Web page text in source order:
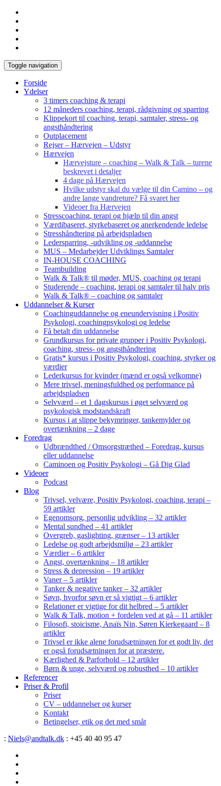
Toggle navigation
Forside
Ydelser
3 timers coaching & terapi
12 måneders coaching, terapi, rådgivning og sparring
Klippekort til coaching, terapi, samtaler, stress- og
angsthåndtering
Outplacement
Rejser – Hærvejen – Udstyr
Hærvejen
Hærvejsture – coaching – Walk & Talk – turene
beskrevet i detaljer
4 dage på Hærvejen
Hvilke udstyr skal du vælge til din Camino – og
andre lange vandreture? Få svaret her
Videoer fra Hærvejen
Stresscoaching, terapi og hjælp til din angst
Værdibaseret, styrkebaseret og anerkendende ledelse
Stresshåndtering på arbejdspladsen
Ledersparring, -udvikling og -uddannelse
MUS – Medarbejder Udviklings Samtaler
IN-HOUSE COACHING
Teambuilding
Walk & Talk® til møder, MUS, coaching og terapi
Studerende – coaching, terapi og samtaler til halv pris
Walk & Talk® – coaching og samtaler
Uddannelser & Kurser
Coachinguddannelse og eneundervisning i Positiv
Psykologi, coachingpsykologi og ledelse
Få betalt din uddannelse
Grundkursus for private grupper i Positiv Psykologi,
coaching, stress- og angsthåndtering
Gratis* kursus i Positiv Psykologi, coaching, styrker og
værdier
Lederkursus for kvinder (mænd er også velkomne)
Mere trivsel, meningsfuldhed og performance på
arbejdspladsen
Selvværd – et 1 dagskursus i øget selvværd og
psykologisk modstandskraft
Kursus i at slippe bekymringer, tankemylder og
overtænkning – 2 dage
Foredrag
Udbrændthed / Omsorgstræthed – Foredrag, kursus
eller uddannelse
Caminoen og Positiv Psykologi – Gå Dig Glad
Videoer
Podcast
Blog
Trivsel, velvære, Positiv Psykologi, coaching, terapi –
59 artikler
Egenomsorg, personlig udvikling – 32 artikler
Mental sundhed – 41 artikler
Overgreb, gaslighting, grænser – 13 artikler
Ledelse og godt arbejdsmiljø – 23 artikler
Værdier – 6 artikler
Angst, overtænkning – 18 artikler
Stress & depression – 19 artikler
Vaner – 5 artikler
Tanker & negative tanker – 32 artikler
Søvn, hvorfor søvn er så vigtigt – 6 artikler
Relationer er vigtige for dit helbred – 5 artikler
Walk & Talk, motion + fordelen ved at gå – 11 artikler
Filosofi, stoicisme, Anaïs Nin, Søren Kierkegaard – 8
artikler
Trivsel er ikke alene forudsætningen for et godt liv, det
er også forudsætningen for at præstere.
Kærlighed & Parforhold – 12 artikler
Børn & unge, selvværd og robusthed – 10 artikler
Referencer
Priser & Profil
Priser
CV – uddannelser og kurser
Kontakt
Betingelser, etik og det med småt
: Niels@andtalk.dk : +45 40 40 95 47